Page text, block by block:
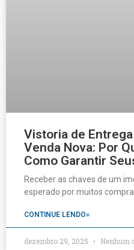
Vistoria de
Venda Nova: Por
Como Garantir
Receber as chaves de um
esperado por muitos
CONTINUE LENDO»
dezembro 29, 2025 Nenhum